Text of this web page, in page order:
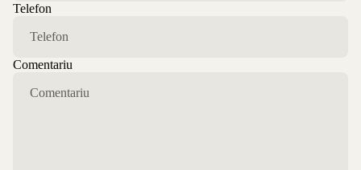
Telefon
Comentariu